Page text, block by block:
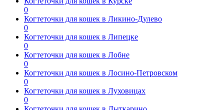
0
Когтеточки для кошек в Ликино-Дулево
0
Когтеточки для кошек в Липецке
0
Когтеточки для кошек в Лобне
0
Когтеточки для кошек в Лосино-Петровском
0
Когтеточки для кошек в Луховицах
0